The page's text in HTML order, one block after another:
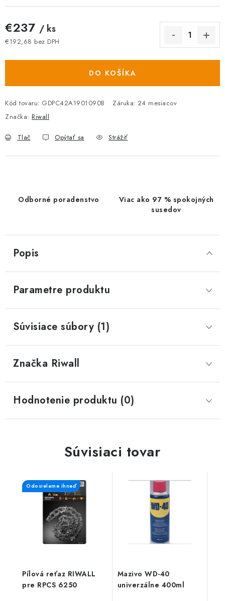
€237 / ks
€192,68 bez DPH
DO KOŠÍKA
Kód tovaru: GDPC42A1901090B Záruka: 24 mesiacov
Značka: Riwall
Tlač Opýtať sa Strážiť
Odborné poradenstvo
Viac ako 97 % spokojných
susedov
Popis
Parametre produktu
Súvisiace súbory (1)
Značka Riwall
Hodnotenie produktu (0)
Súvisiaci tovar
Pílová reťaz RIWALL
pre RPCS 6250
Odosielame ihneď
Mazivo WD-40
univerzálne 400ml